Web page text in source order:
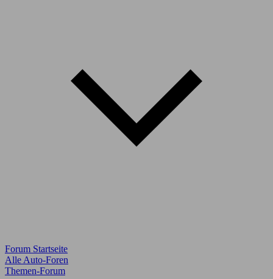
Forum Startseite
Alle Auto-Foren
Themen-Forum